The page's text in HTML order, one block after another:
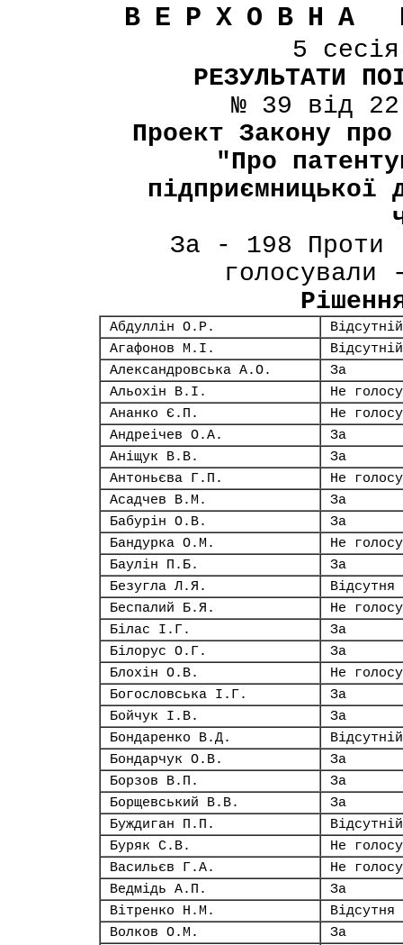
ВЕРХОВНА
5
РЕЗУЛЬТАТИ
№ 39 від
Проект Закону
"Про
За - 198 Проти
Абдуллін О.Р.
Відсутній
Агафонов М.І.
Відсутній
Александровська А.О.
За
Альохін В.І.
Не
Ананко Є.П.
Не
Андреічев О.А.
За
Аніщук В.В.
За
Антоньєва Г.П.
Не
Асадчев В.М.
За
Бабурін О.В.
За
Бандурка О.М.
Не
Баулін П.Б.
За
Безугла Л.Я.
Відсутня
Беспалий Б.Я.
Не
Білас І.Г.
За
Білорус О.Г.
За
Блохін О.В.
Не
Богословська І.Г.
За
Бойчук І.В.
За
Бондаренко В.Д.
Відсутній
Бондарчук О.В.
За
Борзов В.П.
За
Борщевський В.В.
За
Буждиган П.П.
Відсутній
Буряк С.В.
Не
Васильєв Г.А.
Не
Ведмідь А.П.
За
Вітренко Н.М.
Відсутня
Волков О.М.
За